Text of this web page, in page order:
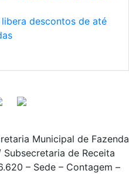
descontos de até
Municipal de Fazenda
de Receita
– Sede – Contagem –